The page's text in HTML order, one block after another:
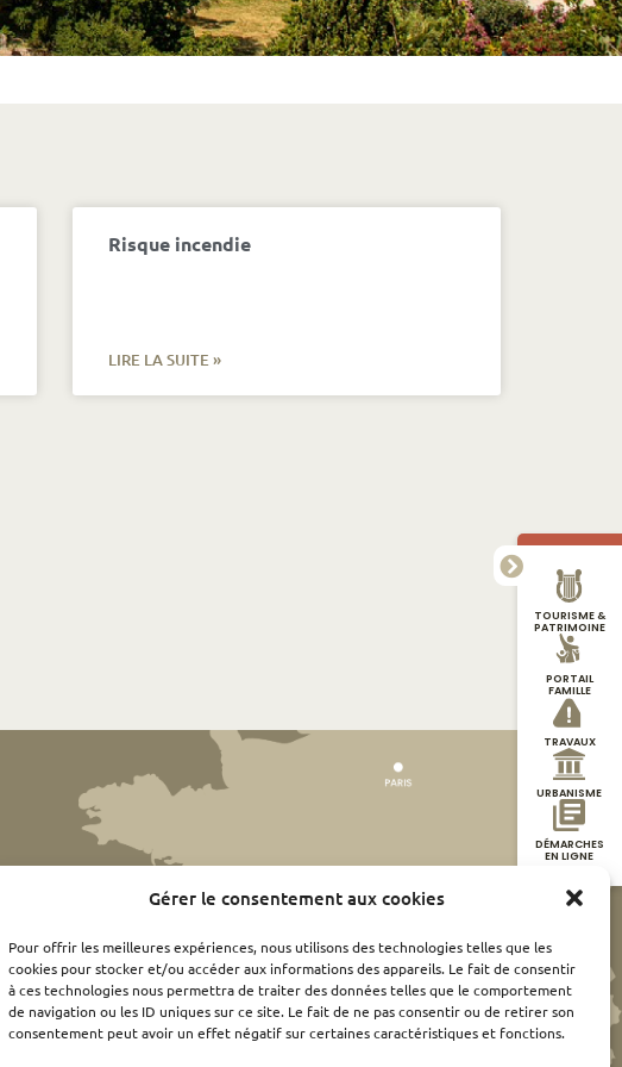
Gérer le consentement aux cookies
Pour offrir les meilleures expériences, nous utilisons des technologies telles que les
cookies pour stocker et/ou accéder aux informations des appareils. Le fait de consentir
à ces technologies nous permettra de traiter des données telles que le comportement
de navigation ou les ID uniques sur ce site. Le fait de ne pas consentir ou de retirer son
consentement peut avoir un effet négatif sur certaines caractéristiques et fonctions.
Risque incendie
LIRE LA SUITE »
TOURISME &
PATRIMOINE
PORTAIL
FAMILLE
TRAVAUX
URBANISME
DÉMARCHES
EN LIGNE